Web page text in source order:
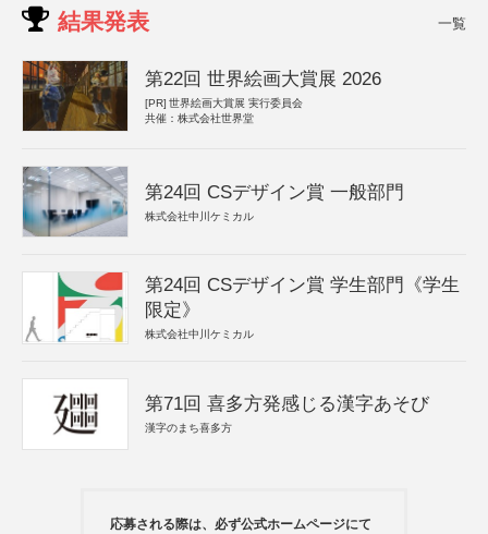
結果発表 一覧
第22回 世界絵画大賞展 2026
[PR] 世界絵画大賞展 実行委員会
共催：株式会社世界堂
第24回 CSデザイン賞 一般部門
株式会社中川ケミカル
第24回 CSデザイン賞 学生部門《学生
限定》
株式会社中川ケミカル
第71回 喜多方発感じる漢字あそび
漢字のまち喜多方
応募される際は、必ず公式ホームページにて